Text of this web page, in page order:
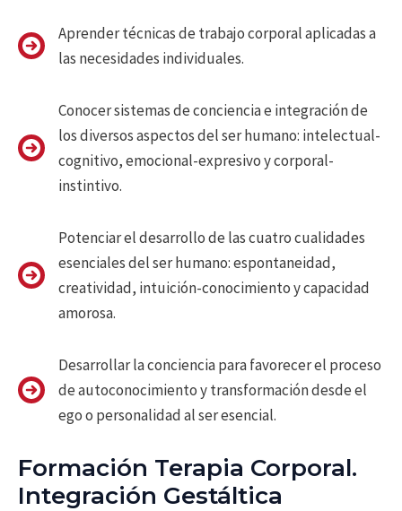
Aprender técnicas de trabajo corporal aplicadas a
las necesidades individuales.
Conocer sistemas de conciencia e integración de
los diversos aspectos del ser humano: intelectual-
cognitivo, emocional-expresivo y corporal-
instintivo.
Potenciar el desarrollo de las cuatro cualidades
esenciales del ser humano: espontaneidad,
creatividad, intuición-conocimiento y capacidad
amorosa.
Desarrollar la conciencia para favorecer el proceso
de autoconocimiento y transformación desde el
ego o personalidad al ser esencial.
Formación Terapia Corporal.
Integración Gestáltica